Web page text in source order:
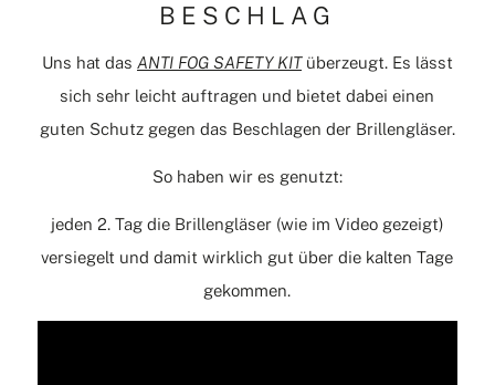
BESCHLAG
Uns hat das ANTI FOG SAFETY KITüberzeugt. Es lässt
sich sehr leicht auftragen und bietet dabei einen
guten Schutz gegen das Beschlagen der Brillengläser.
So haben wir es genutzt:
jeden 2. Tag die Brillengläser (wie im Video gezeigt)
versiegelt und damit wirklich gut über die kalten Tage
gekommen.